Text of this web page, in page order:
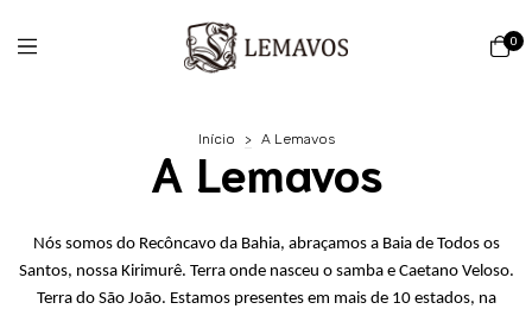
0
Início > A Lemavos
A Lemavos
Nós somos do Recôncavo da Bahia, abraçamos a Baia de Todos os
Santos, nossa Kirimurê. Terra onde nasceu o samba e Caetano Veloso.
Terra do São João. Estamos presentes em mais de 10 estados, na